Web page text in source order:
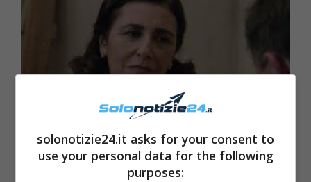
Il paradiso delle signore solonotizie24
solonotizie24.it asks for your consent to
use your personal data for the following
purposes: